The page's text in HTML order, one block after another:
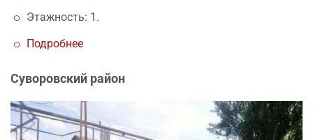
Этажность: 1.
Подробнее
Суворовский район